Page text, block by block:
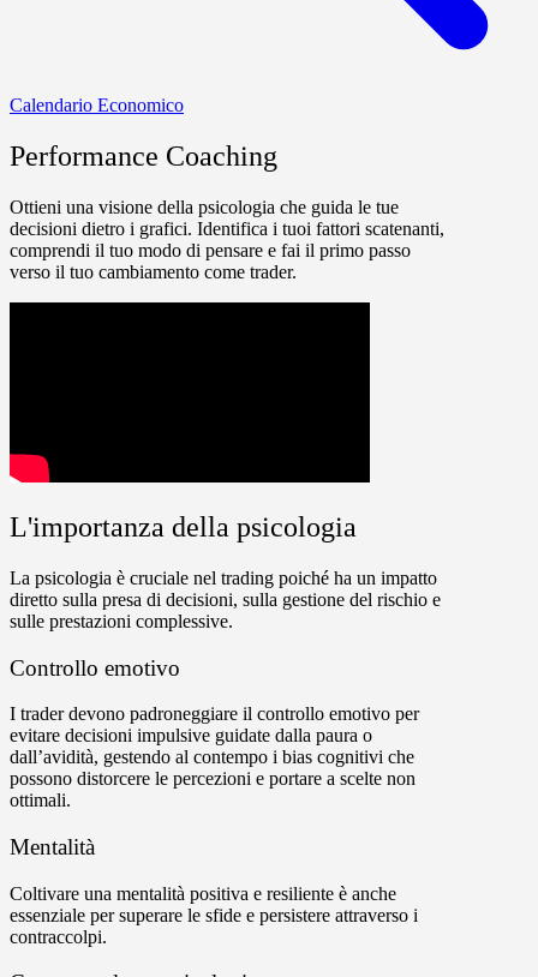
Calendario Economico
Performance Coaching
Ottieni una visione della psicologia che guida le tue
decisioni dietro i grafici. Identifica i tuoi fattori scatenanti,
comprendi il tuo modo di pensare e fai il primo passo
verso il tuo cambiamento come trader.
L'importanza della psicologia
La psicologia è cruciale nel trading poiché ha un impatto
diretto sulla presa di decisioni, sulla gestione del rischio e
sulle prestazioni complessive.
Controllo emotivo
I trader devono padroneggiare il controllo emotivo per
evitare decisioni impulsive guidate dalla paura o
dall’avidità, gestendo al contempo i bias cognitivi che
possono distorcere le percezioni e portare a scelte non
ottimali.
Mentalità
Coltivare una mentalità positiva e resiliente è anche
essenziale per superare le sfide e persistere attraverso i
contraccolpi.